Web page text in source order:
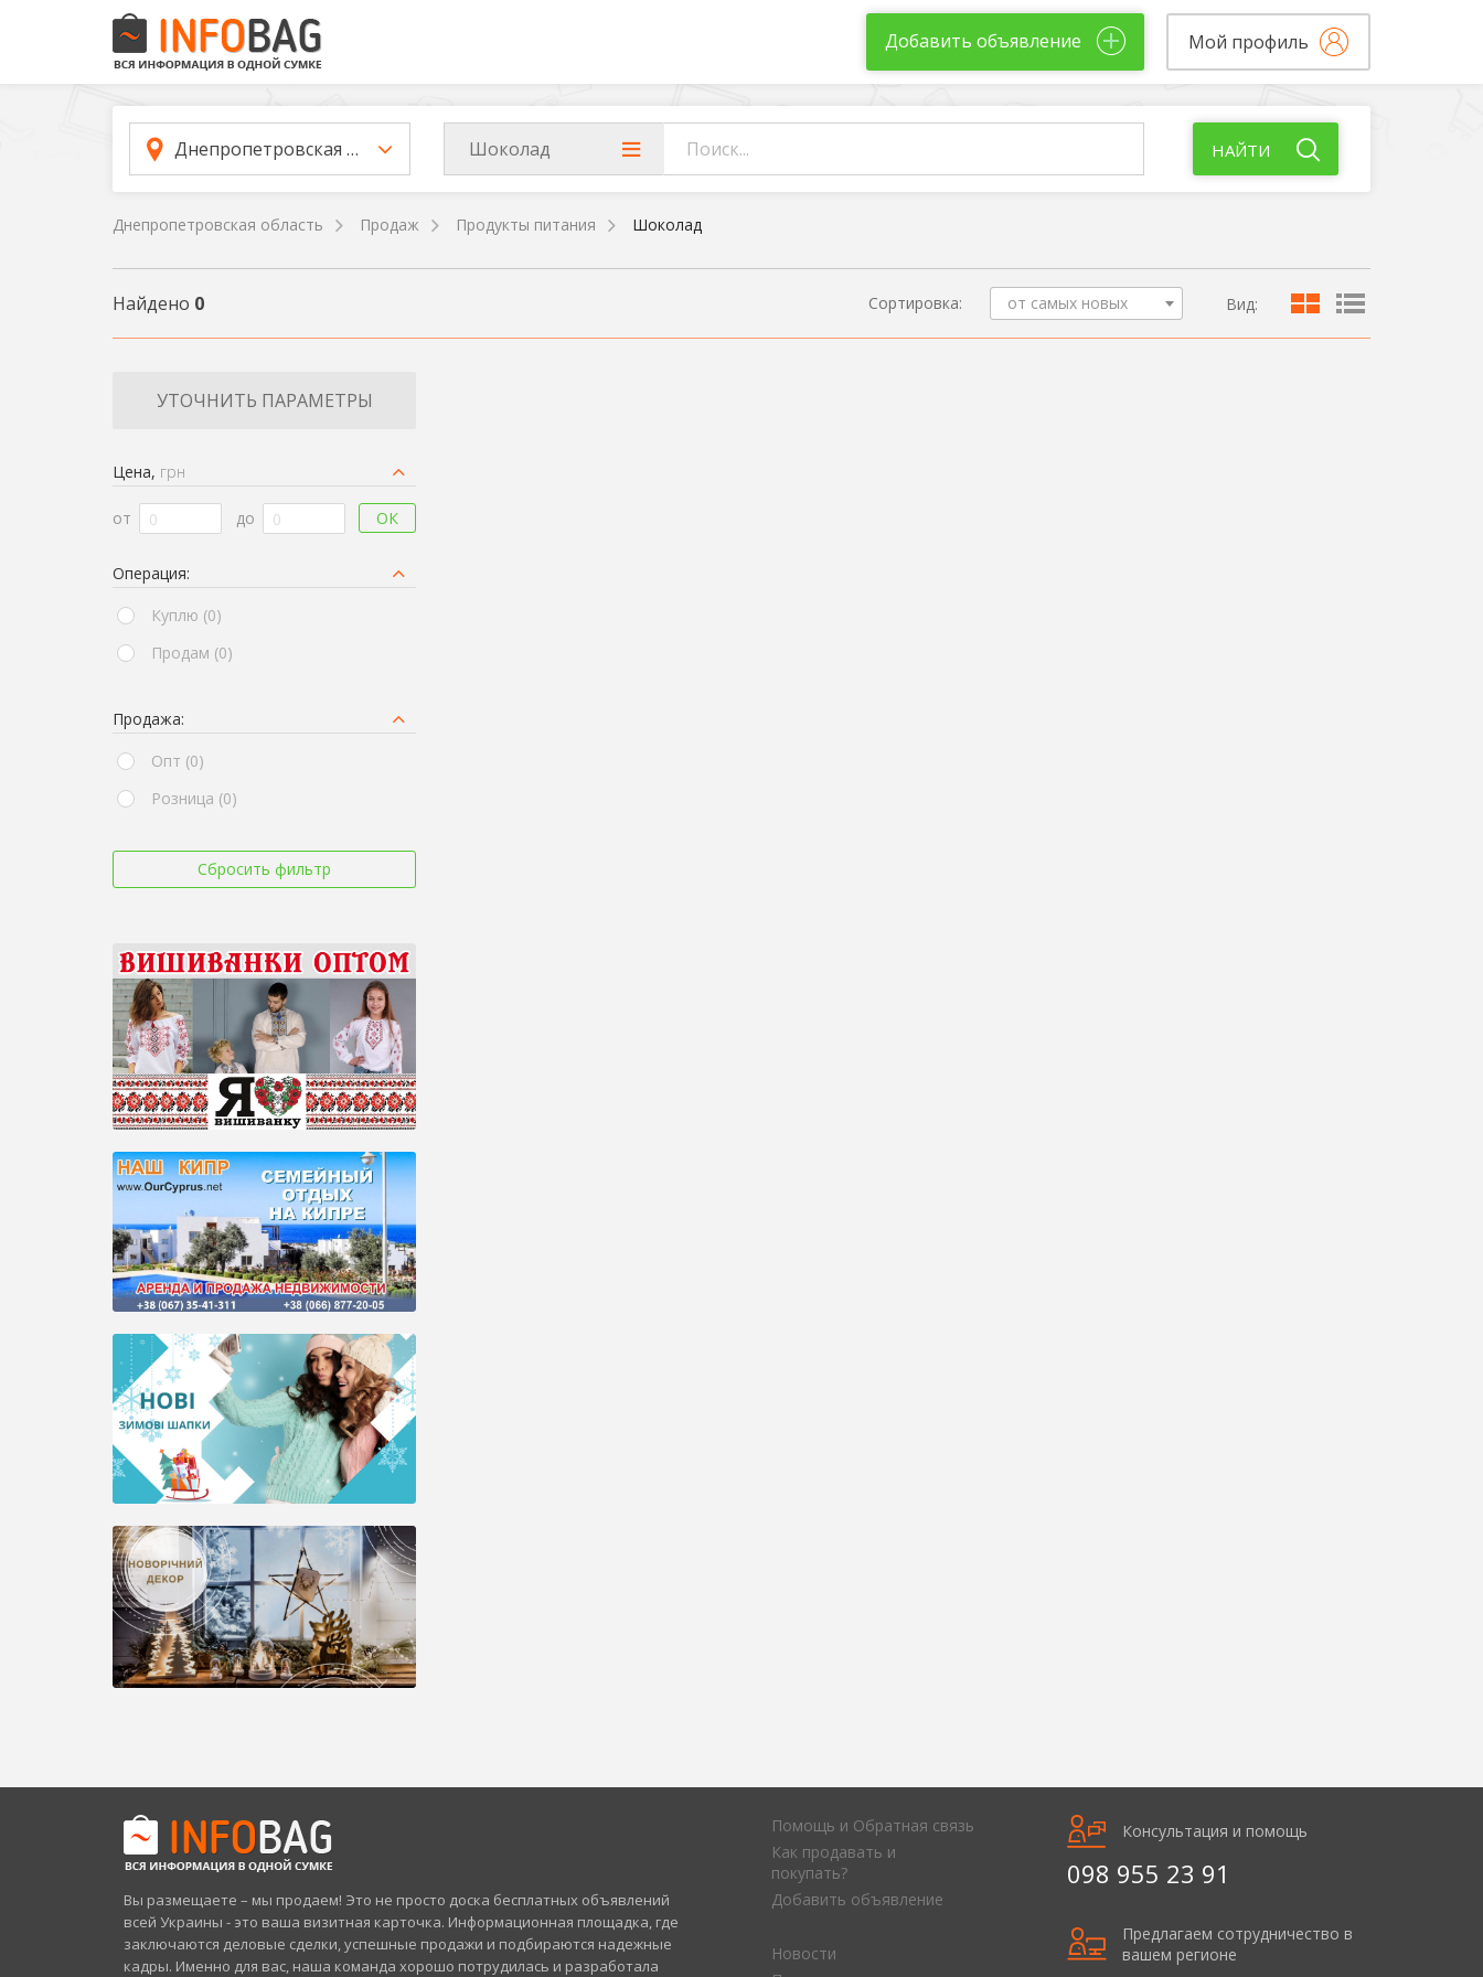
Добавить объявление Мой профиль
Днепропетровская область Шоколад НАЙТИ
Днепропетровская область Продаж Продукты питания Шоколад
Найдено 0 Сортировка: от самых новых Вид:
УТОЧНИТЬ ПАРАМЕТРЫ
Цена, грн
от до ОК
Операция:
Куплю (0)
Продам (0)
Продажа:
Опт (0)
Розница (0)
Сбросить фильтр
Вы размещаете – мы продаем! Это не просто доска бесплатных объявлений
всей Украины - это ваша визитная карточка. Информационная площадка, где
заключаются деловые сделки, успешные продажи и подбираются надежные
кадры. Именно для вас, наша команда хорошо потрудилась и разработала
Помощь и Обратная связь
Как продавать и
покупать?
Добавить объявление
Новости
Консультация и помощь
098 955 23 91
Предлагаем сотрудничество в
вашем регионе